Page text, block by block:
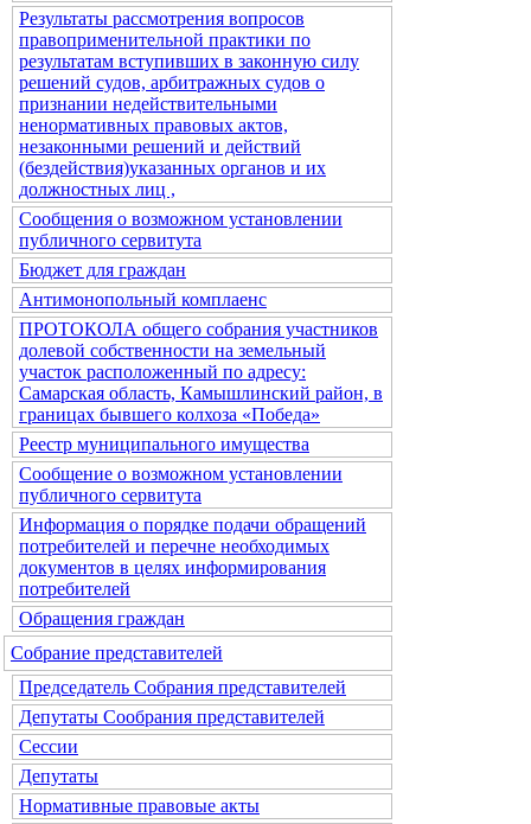
Результаты рассмотрения вопросов
правоприменительной практики по
результатам вступивших в законную силу
решений судов, арбитражных судов о
признании недействительными
ненормативных правовых актов,
незаконными решений и действий
(бездействия)указанных органов и их
должностных лиц ,
Сообщения о возможном установлении
публичного сервитута
Бюджет для граждан
Антимонопольный комплаенс
ПРОТОКОЛА общего собрания участников
долевой собственности на земельный
участок расположенный по адресу:
Самарская область, Камышлинский район, в
границах бывшего колхоза «Победа»
Реестр муниципального имущества
Сообщение о возможном установлении
публичного сервитута
Информация о порядке подачи обращений
потребителей и перечне необходимых
документов в целях информирования
потребителей
Обращения граждан
Собрание представителей
Председатель Собрания представителей
Депутаты Сообрания представителей
Сессии
Депутаты
Нормативные правовые акты